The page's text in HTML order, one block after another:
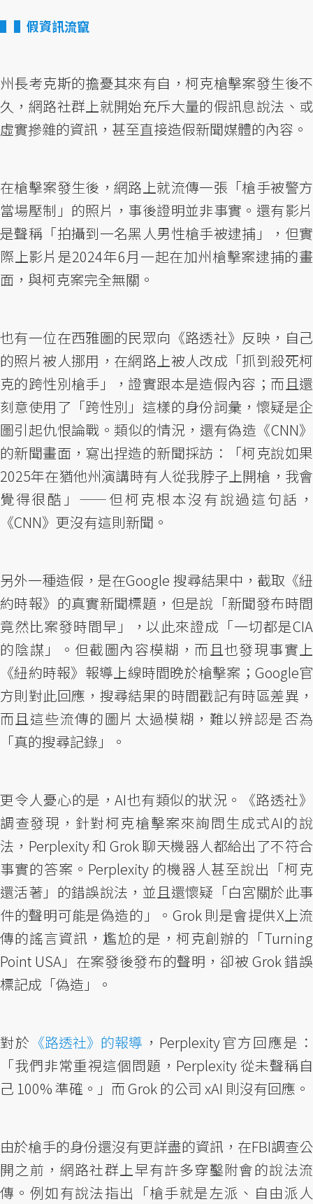
▌假資訊流竄
州長考克斯的擔憂其來有自，柯克槍擊案發生後不
久，網路社群上就開始充斥大量的假訊息說法、或
虛實摻雜的資訊，甚至直接造假新聞媒體的內容。
在槍擊案發生後，網路上就流傳一張「槍手被警方
當場壓制」的照片，事後證明並非事實。還有影片
是聲稱「拍攝到一名黑人男性槍手被逮捕」，但實
際上影片是2024年6月一起在加州槍擊案逮捕的畫
面，與柯克案完全無關。
也有一位在西雅圖的民眾向《路透社》反映，自己
的照片被人挪用，在網路上被人改成「抓到殺死柯
克的跨性別槍手」，證實跟本是造假內容；而且還
刻意使用了「跨性別」這樣的身份詞彙，懷疑是企
圖引起仇恨論戰。類似的情況，還有偽造《CNN》
的新聞畫面，寫出捏造的新聞採訪：「柯克說如果
2025年在猶他州演講時有人從我脖子上開槍，我會
覺得很酷」——但柯克根本沒有說過這句話，
《CNN》更沒有這則新聞。
另外一種造假，是在Google 搜尋結果中，截取《紐
約時報》的真實新聞標題，但是說「新聞發布時間
竟然比案發時間早」，以此來證成「一切都是CIA
的陰謀」。但截圖內容模糊，而且也發現事實上
《紐約時報》報導上線時間晚於槍擊案；Google官
方則對此回應，搜尋結果的時間戳記有時區差異，
而且這些流傳的圖片太過模糊，難以辨認是否為
「真的搜尋記錄」。
更令人憂心的是，AI也有類似的狀況。《路透社》
調查發現，針對柯克槍擊案來詢問生成式AI的說
法，Perplexity 和 Grok 聊天機器人都給出了不符合
事實的答案。Perplexity 的機器人甚至說出「柯克
還活著」的錯誤說法，並且還懷疑「白宮關於此事
件的聲明可能是偽造的」。Grok 則是會提供X上流
傳的謠言資訊，尷尬的是，柯克創辦的「Turning
Point USA」在案發後發布的聲明，卻被 Grok 錯誤
標記成「偽造」。
對於 《路透社》的報導 ，Perplexity官方回應是：
「我們非常重視這個問題，Perplexity 從未聲稱自
己 100% 準確。」而 Grok 的公司 xAI 則沒有回應。
由於槍手的身份還沒有更詳盡的資訊，在FBI調查公
開之前，網路社群上早有許多穿鑿附會的說法流
傳。例如有說法指出「槍手就是左派、自由派人